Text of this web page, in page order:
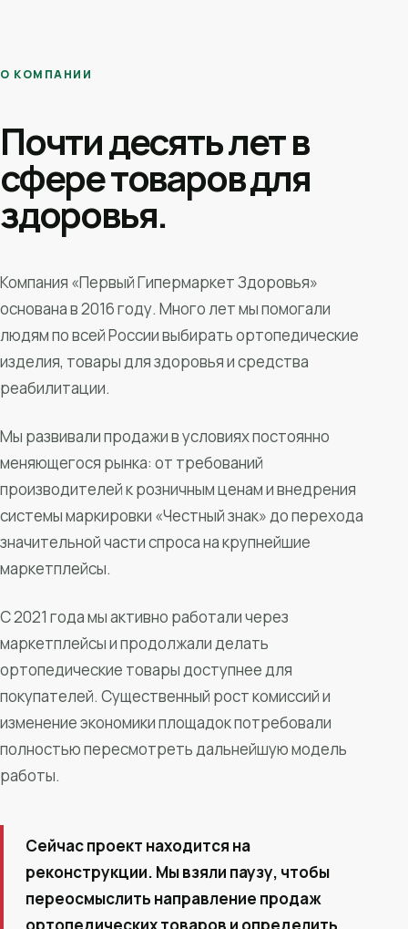
О КОМПАНИИ
Почти десять лет в
сфере товаров для
здоровья.
Компания «Первый Гипермаркет Здоровья»
основана в 2016 году. Много лет мы помогали
людям по всей России выбирать ортопедические
изделия, товары для здоровья и средства
реабилитации.
Мы развивали продажи в условиях постоянно
меняющегося рынка: от требований
производителей к розничным ценам и внедрения
системы маркировки «Честный знак» до перехода
значительной части спроса на крупнейшие
маркетплейсы.
С 2021 года мы активно работали через
маркетплейсы и продолжали делать
ортопедические товары доступнее для
покупателей. Существенный рост комиссий и
изменение экономики площадок потребовали
полностью пересмотреть дальнейшую модель
работы.
Сейчас проект находится на
реконструкции. Мы взяли паузу, чтобы
переосмыслить направление продаж